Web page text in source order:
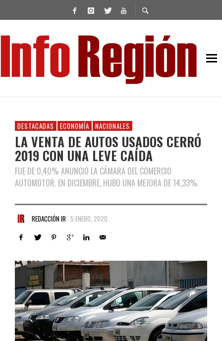
DESTACADAS ECONOMÍA NACIONALES
LA VENTA DE AUTOS USADOS CERRÓ
2019 CON UNA LEVE CAÍDA
FUE DE 0,40% ANUNCIÓ LA CÁMARA DEL COMERCIO
AUTOMOTOR. EN DICIEMBRE, HUBO UNA MEJORA DE 14,33%.
REDACCIÓN IR 5 ENERO, 2020